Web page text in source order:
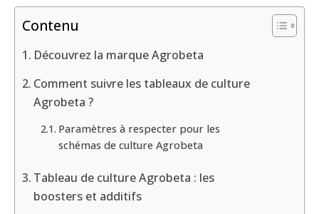
Contenu
Découvrez la marque Agrobeta
Comment suivre les tableaux de culture
Agrobeta ?
Paramètres à respecter pour les
schémas de culture Agrobeta
Tableau de culture Agrobeta : les
boosters et additifs